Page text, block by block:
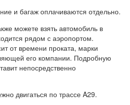
и багаж оплачиваются отдельно.
можете взять автомобиль в
рядом с аэропортом.
от времени проката, марки
его компании. Подробную
непосредственно
двигаться по трассе A29.